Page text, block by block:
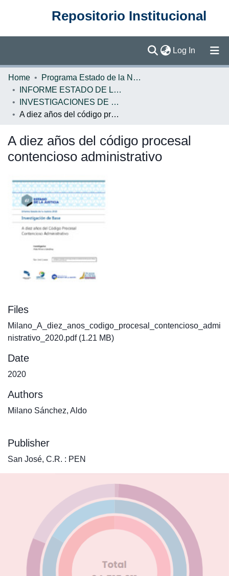
Repositorio Institucional
Log In (current)
Communities & Collections
Statistics
Home
Programa Estado de la Nación (PEN)
INFORME ESTADO DE LA JUSTICIA
INVESTIGACIONES DE BASE EJ
A diez años del código procesal contencioso administrativo
A diez años del código procesal
contencioso administrativo
Files
Milano_A_diez_anos_codigo_procesal_contencioso_admi
nistrativo_2020.pdf(1.21 MB)
Date
2020
Authors
Milano Sánchez, Aldo
Publisher
San José, C.R. : PEN